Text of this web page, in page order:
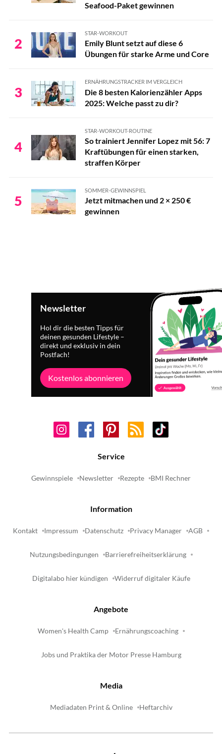
Seafood-Paket gewinnen
2
STAR-WORKOUT
Emily Blunt setzt auf diese 6
Übungen für starke Arme und Core
3
ERNÄHRUNGSTRACKER IM VERGLEICH
Die 8 besten Kalorienzähler Apps
2025: Welche passt zu dir?
4
STAR-WORKOUT-ROUTINE
So trainiert Jennifer Lopez mit 56: 7
Kraftübungen für einen starken,
straffen Körper
5
SOMMER-GEWINNSPIEL
Jetzt mitmachen und 2 × 250 €
gewinnen
Newsletter
Hol dir die besten Tipps für
deinen gesunden Lifestyle –
direkt und exklusiv in dein
Postfach!
Kostenlos abonnieren
Service
Gewinnspiele Newsletter Rezepte BMI Rechner
Information
Kontakt Impressum Datenschutz Privacy Manager AGB
Nutzungsbedingungen Barrierefreiheitserklärung
Digitalabo hier kündigen Widerruf digitaler Käufe
Angebote
Women's Health Camp Ernährungscoaching
Jobs und Praktika der Motor Presse Hamburg
Media
Mediadaten Print & Online Heftarchiv